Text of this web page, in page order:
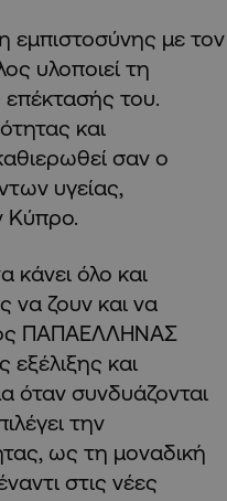
με τον
υλοποιεί τη
του.
και
σαν ο
υγείας,
Κύπρο.
κάνει όλο και
να ζουν και να
ΠΑΠΑΕΛΛΗΝΑΣ
εξέλιξης και
όταν συνδυάζονται
την
ως τη μοναδική
στις νέες